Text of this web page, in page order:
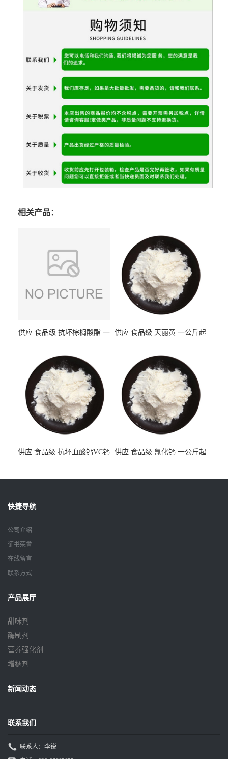
相关产品：
供应 食品级 抗坏棕榈酸酯 一
供应 食品级 天丽黄 一公斤起
供应 食品级 抗坏血酸钙VC钙 供应 食品级 氯化钙 一公斤起
快捷导航
公司介绍
证书荣誉
在线留言
联系方式
产品展厅
甜味剂
酶制剂
营养强化剂
增稠剂
新闻动态
联系我们
联系人：李锐